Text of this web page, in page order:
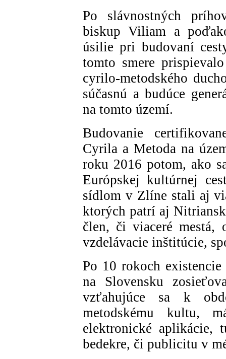
Po slávnostných
biskup Viliam a
úsilie pri budovaní
tomto smere
cyrilo-metodského
súčasnú a budúce
na tomto území.
Budovanie
Cyrila a Metoda na
roku 2016 potom, ako
Európskej kultúrnej
sídlom v Zlíne stali aj
ktorých patrí aj
člen, či viaceré mestá,
vzdelávacie inštitúcie,
Po 10 rokoch
na Slovensku
vzťahujúce sa k
metodskému kultu,
elektronické aplikácie,
bedekre, či publicitu v